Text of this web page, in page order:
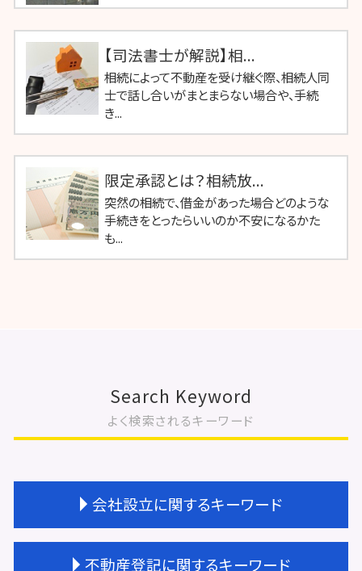
【司法書士が解説】相...
相続によって不動産を受け継ぐ際、相続人同
士で話し合いがまとまらない場合や、手続
き...
限定承認とは？相続放...
突然の相続で、借金があった場合どのような
手続きをとったらいいのか不安になるかた
も...
Search Keyword
よく検索されるキーワード
会社設立に関するキーワード
不動産登記に関するキーワード